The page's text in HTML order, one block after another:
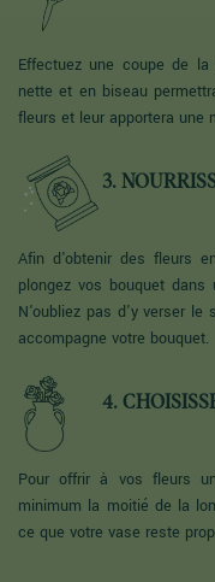
Effectuez une coupe de
nette et en biseau
fleurs et leur apportera une
3.
Afin d'obtenir des fleurs
plongez vos bouquet
N'oubliez pas d'y verser le
accompagne votre bouquet.
4.
Pour offrir à vos fleurs
minimum la moitié de la
ce que votre vase reste